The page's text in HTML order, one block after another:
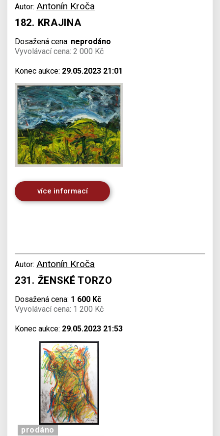
Autor: Antonín Kroča
182. KRAJINA
Dosažená cena: neprodáno
Vyvolávací cena: 2 000 Kč
Konec aukce: 29.05.2023 21:01
více informací
Autor: Antonín Kroča
231. ŽENSKÉ TORZO
Dosažená cena: 1 600 Kč
Vyvolávací cena: 1 200 Kč
Konec aukce: 29.05.2023 21:53
prodáno